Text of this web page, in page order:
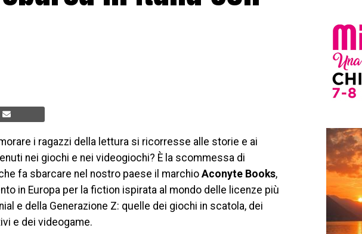
i ragazzi della lettura si ricorresse alle storie e ai
nei giochi e nei videogiochi? È la scommessa di
fa sbarcare nel nostro paese il marchio Aconyte Books,
in Europa per la fiction ispirata al mondo delle licenze più
e della Generazione Z: quelle dei giochi in scatola, dei
e dei videogame.